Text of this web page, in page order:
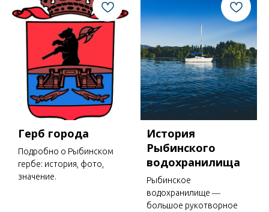
Герб города
Подробно о Рыбинском
гербе: история, фото,
значение.
История
Рыбинского
водохранилища
Рыбинское
водохранилище ―
большое рукотворное